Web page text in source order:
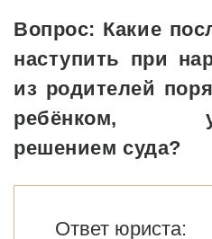
Вопрос: Какие
наступить при
из родителей
ребёнком,
решением суда?
Ответ юриста: